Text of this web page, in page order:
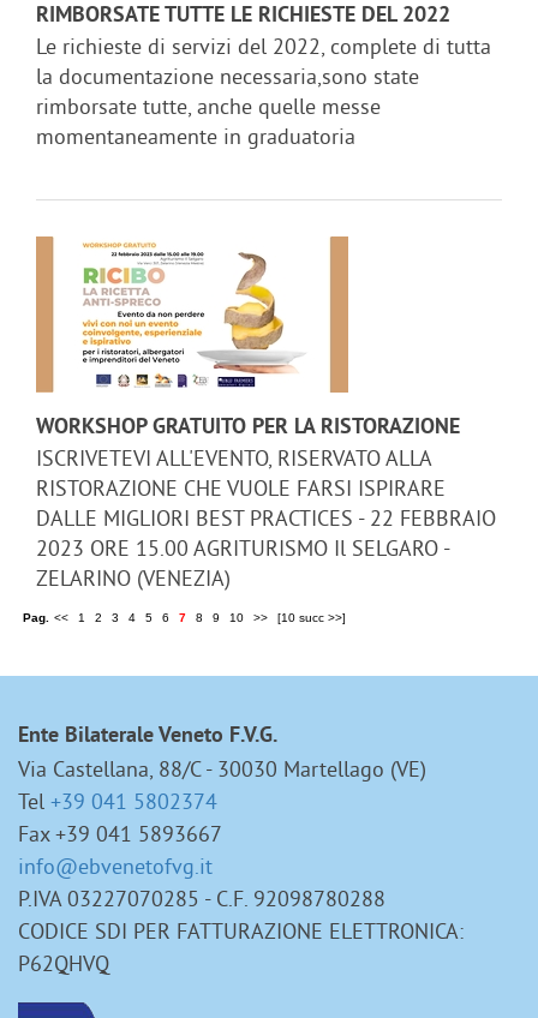
RIMBORSATE TUTTE LE RICHIESTE DEL 2022
Le richieste di servizi del 2022, complete di tutta
la documentazione necessaria,sono state
rimborsate tutte, anche quelle messe
momentaneamente in graduatoria
WORKSHOP GRATUITO PER LA RISTORAZIONE
ISCRIVETEVI ALL'EVENTO, RISERVATO ALLA
RISTORAZIONE CHE VUOLE FARSI ISPIRARE
DALLE MIGLIORI BEST PRACTICES - 22 FEBBRAIO
2023 ORE 15.00 AGRITURISMO Il SELGARO -
ZELARINO (VENEZIA)
Pag. << 1 2 3 4 5 6 7 8 9 10 >> [10 succ >>]
Ente Bilaterale Veneto F.V.G.
Via Castellana, 88/C - 30030 Martellago (VE)
Tel +39 041 5802374
Fax +39 041 5893667
info@ebvenetofvg.it
P.IVA 03227070285 - C.F. 92098780288
CODICE SDI PER FATTURAZIONE ELETTRONICA:
P62QHVQ